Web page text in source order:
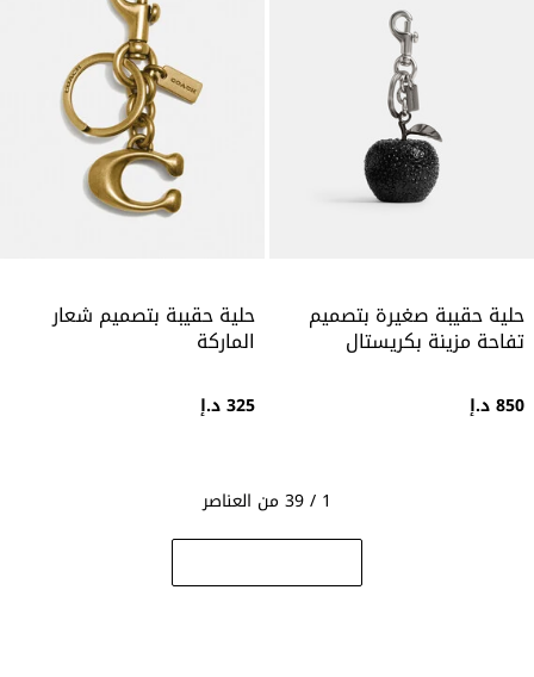
حلية حقيبة صغيرة بتصميم
تفاحة مزينة بكريستال
850 د.إ
حلية حقيبة بتصميم شعار
الماركة
325 د.إ
1 / 39 من العناصر